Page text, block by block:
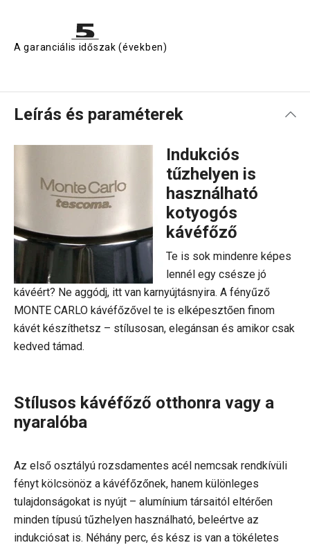
A garanciális időszak (években)
Leírás és paraméterek
Indukciós
tűzhelyen is
használható
kotyogós
kávéfőző
Te is sok mindenre képes
lennél egy csésze jó
kávéért? Ne aggódj, itt van karnyújtásnyira. A fényűző
MONTE CARLO kávéfőzővel te is elképesztően finom
kávét készíthetsz – stílusosan, elegánsan és amikor csak
kedved támad.
Stílusos kávéfőző otthonra vagy a
nyaralóba
Az első osztályú rozsdamentes acél nemcsak rendkívüli
fényt kölcsönöz a kávéfőzőnek, hanem különleges
tulajdonságokat is nyújt – alumínium társaitól eltérően
minden típusú tűzhelyen használható, beleértve az
indukciósat is. Néhány perc, és kész is van a tökéletes